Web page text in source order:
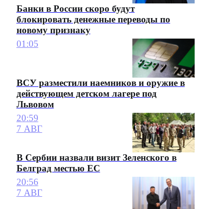
Банки в России скоро будут
блокировать денежные переводы по
новому признаку
01:05
ВСУ разместили наемников и оружие в
действующем детском лагере под
Львовом
20:59
7 АВГ
В Сербии назвали визит Зеленского в
Белград местью ЕС
20:56
7 АВГ